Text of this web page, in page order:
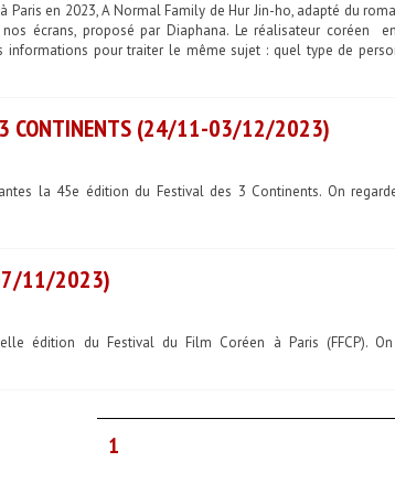
en 2023, A Normal Family de Hur Jin-ho, adapté du
écrans, proposé par Diaphana. Le réalisateur coréen
pour traiter le même sujet : quel type de
3 CONTINENTS (24/11-03/12/2023)
la 45e édition du Festival des 3 Continents. On
11/2023)
édition du Festival du Film Coréen à Paris (FFCP).
1